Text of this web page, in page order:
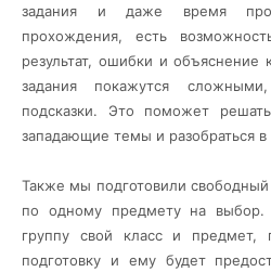
задания и даже время
прохождения, есть
результат, ошибки и объяснение
задания покажутся
подсказки. Это поможет
западающие темы и разобраться
Также мы подготовили
по одному предмету на выбор.
группу свой класс и предмет,
подготовку и ему будет